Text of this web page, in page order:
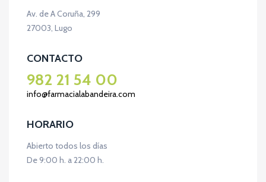
Av. de A Coruña, 299
27003, Lugo
CONTACTO
982 21 54 00
info@farmacialabandeira.com
HORARIO
Abierto todos los días
De 9:00 h. a 22:00 h.